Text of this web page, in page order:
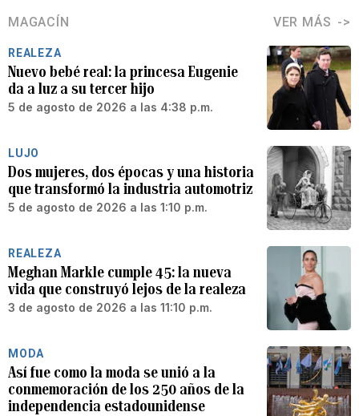
MAGACÍN VER MÁS
REALEZA
Nuevo bebé real: la princesa Eugenie
da a luz a su tercer hijo
5 de agosto de 2026 a las 4:38 p.m.
LUJO
Dos mujeres, dos épocas y una historia
que transformó la industria automotriz
5 de agosto de 2026 a las 1:10 p.m.
REALEZA
Meghan Markle cumple 45: la nueva
vida que construyó lejos de la realeza
3 de agosto de 2026 a las 11:10 p.m.
MODA
Así fue como la moda se unió a la
conmemoración de los 250 años de la
independencia estadounidense